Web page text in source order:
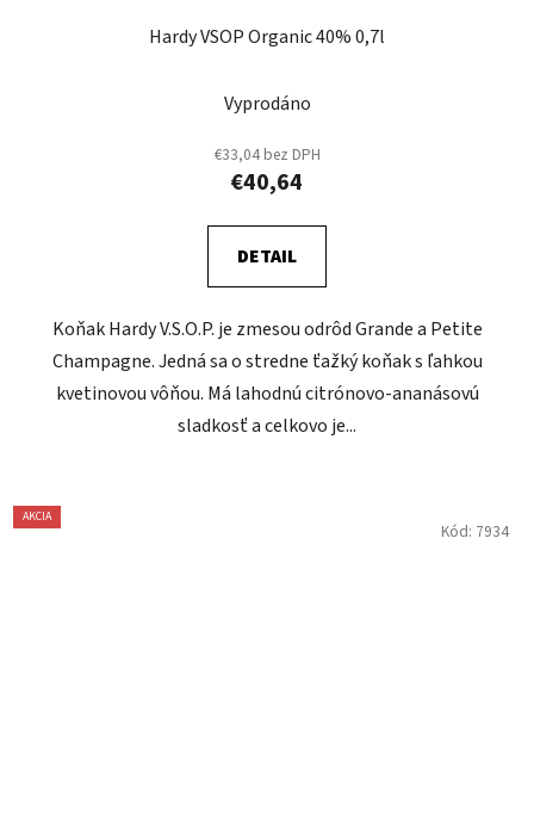
Hardy VSOP Organic 40% 0,7l
Vyprodáno
€33,04 bez DPH
€40,64
DETAIL
Koňak Hardy V.S.O.P. je zmesou odrôd Grande a Petite
Champagne. Jedná sa o stredne ťažký koňak s ľahkou
kvetinovou vôňou. Má lahodnú citrónovo-ananásovú
sladkosť a celkovo je...
AKCIA
Kód: 7934